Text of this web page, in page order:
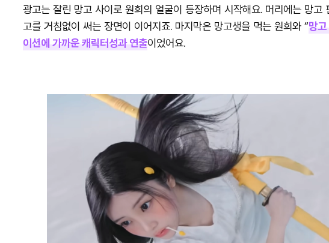
광고는 잘린 망고 사이로 원희의 얼굴이 등장하며 시작해요. 머리에는 망
고를 거침없이 써는 장면이 이어지죠. 마지막은 망고생을 먹는 원희와 “망
이션에 가까운 캐릭터성과 연출이었어요.